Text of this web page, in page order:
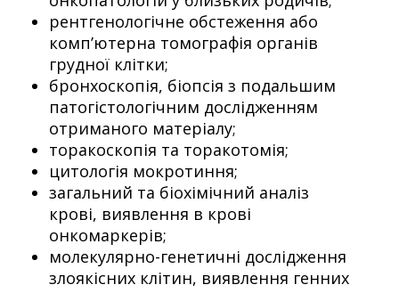
рентгенологічне обстеження або
комп’ютерна томографія органів
грудної клітки;
бронхоскопія, біопсія з подальшим
патогістологічним дослідженням
отриманого матеріалу;
торакоскопія та торакотомія;
цитологія мокротиння;
загальний та біохімічний аналіз
крові, виявлення в крові
онкомаркерів;
молекулярно-генетичні дослідження
злоякісних клітин, виявлення генних